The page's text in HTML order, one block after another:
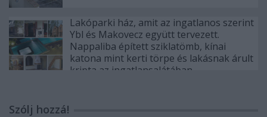
Lakóparki ház, amit az ingatlanos szerint
Ybl és Makovecz együtt tervezett.
Nappaliba épített sziklatömb, kínai
katona mint kerti törpe és lakásnak árult
kripta az ingatlansalátában
Szólj hozzá!